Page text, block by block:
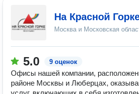
На Красной
Москва и Московская
5.0 9 оценок
Офисы нашей компании,
районе Москвы и Люберцах,